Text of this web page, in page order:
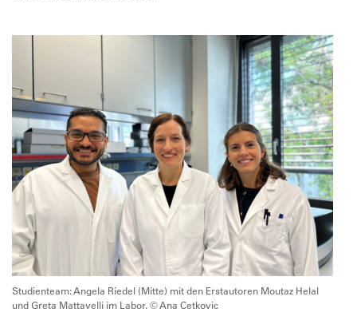
Studienteam: Angela Riedel (Mitte) mit den Erstautoren Moutaz Helal
und Greta Mattavelli im Labor. © Ana Cetkovic